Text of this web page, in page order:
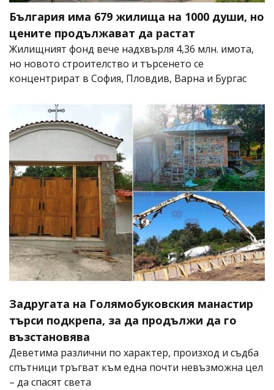
България има 679 жилища на 1000 души, но
цените продължават да растат
Жилищният фонд вече надхвърля 4,36 млн. имота,
но новото строителство и търсенето се
концентрират в София, Пловдив, Варна и Бургас
Задругата на Голямобуковския манастир
търси подкрепа, за да продължи да го
възстановява
Деветима различни по характер, произход и съдба
спътници тръгват към една почти невъзможна цел
– да спасят света